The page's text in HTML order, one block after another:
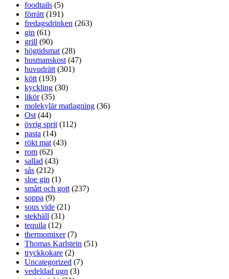
foodtails (5)
förrätt (191)
fredagsdrinken (263)
gin (61)
grill (90)
högtidsmat (28)
husmanskost (47)
huvudrätt (301)
kött (193)
kyckling (30)
likör(35)
molekylär matlagning (36)
Ost (44)
övrig sprit (112)
pasta (14)
rökt mat (43)
rom (62)
sallad (43)
sås (212)
sloe gin (1)
smått och gott (237)
soppa (9)
sous vide (21)
stekhäll (31)
tequila (12)
thermomixer(7)
Thomas Karlstein (51)
tryckkokare (2)
Uncategorized (7)
vedeldad ugn (3)